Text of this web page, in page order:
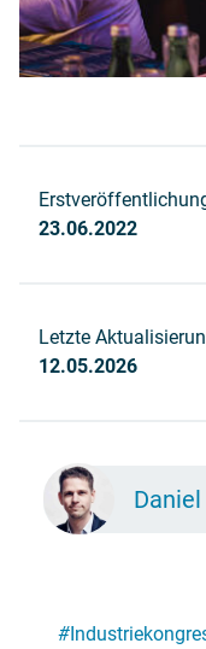
23.06.2022
Letzte
12.05.2026
#